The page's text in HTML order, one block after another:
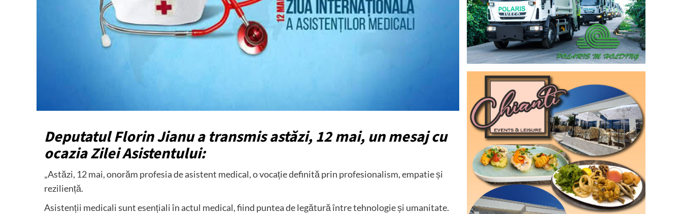
Deputatul Florin Jianu a transmis astăzi, 12 mai, un mesaj cu
ocazia Zilei Asistentului:
„Astăzi, 12 mai, onorăm profesia de asistent medical, o vocație definită prin profesionalism, empatie și
reziliență.
Asistenții medicali sunt esențiali în actul medical, fiind puntea de legătură între tehnologie și umanitate.